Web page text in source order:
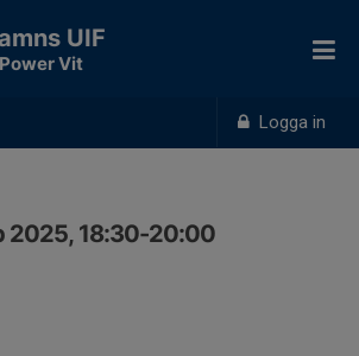
Logga in
UIF
Vit
2025, 18:30-20:00